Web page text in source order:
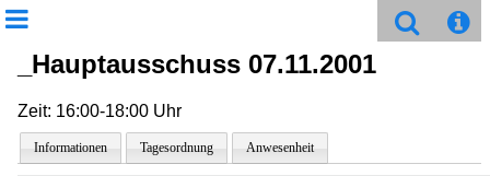
_Hauptausschuss 07.11.2001
Zeit: 16:00-18:00 Uhr
Informationen Tagesordnung Anwesenheit